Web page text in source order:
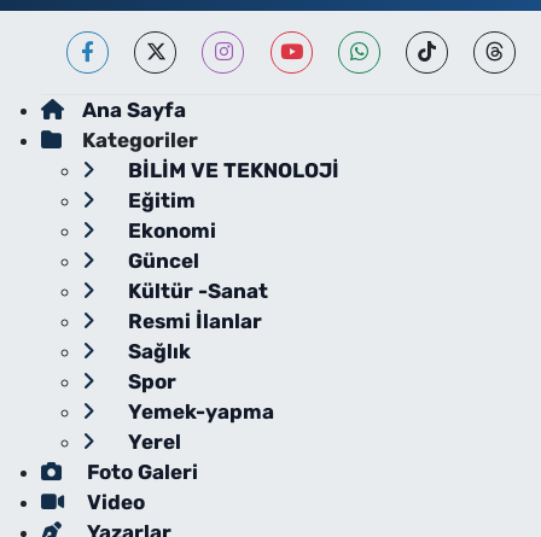
Ana Sayfa
Kategoriler
BİLİM VE TEKNOLOJİ
Eğitim
Ekonomi
Güncel
Kültür -Sanat
Resmi İlanlar
Sağlık
Spor
Yemek-yapma
Yerel
Foto Galeri
Video
Yazarlar